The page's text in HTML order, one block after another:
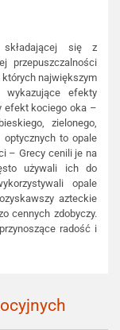
się z
przepuszczalności
których największym
wykazujące efekty
efekt kociego oka –
zielonego,
optycznych to opale
– Grecy cenili je na
używali ich do
opale
azteckie
cennych zdobyczy.
radość i